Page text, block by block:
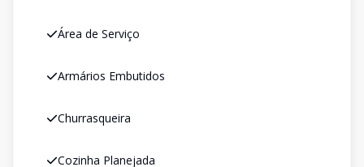
Área de Serviço
Armários Embutidos
Churrasqueira
Cozinha Planejada